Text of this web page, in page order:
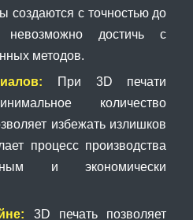
создаются с точностью до
невозможно достичь с
методов.
При 3D печати
количество
избежать излишков
процесс производства
и экономически
3D печать позволяет